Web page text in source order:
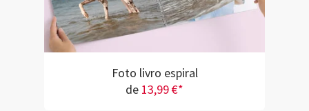
Foto livro espiral
de 13,99 €*